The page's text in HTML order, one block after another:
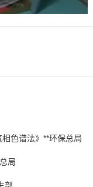
色谱法》**环保总局
局